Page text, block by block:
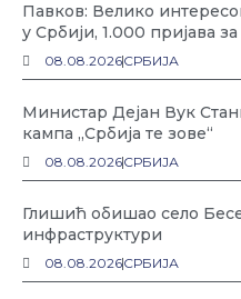
Павков: Велико
у Србији, 1.000 пријава
08.08.2026СРБИЈА
Министар Дејан Вук
кампа „Србија те зове“
08.08.2026СРБИЈА
Глишић обишао село
инфраструктури
08.08.2026СРБИЈА